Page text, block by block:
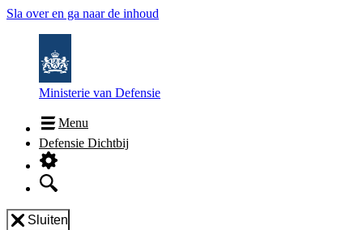
Sla over en ga naar de inhoud
Ministerie van Defensie
Menu
Defensie Dichtbij
Sluiten